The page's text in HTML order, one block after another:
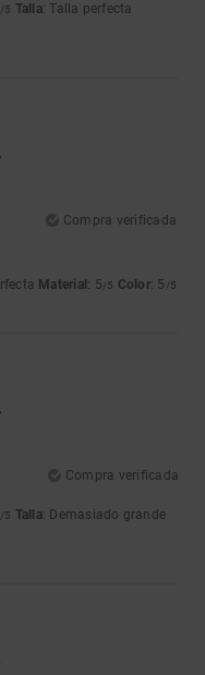
/5 Talla: Talla perfecta
Compra verificada
Material : 5/5 Color: 5 /5
Compra verificada
/5 Talla: Demasiado grande